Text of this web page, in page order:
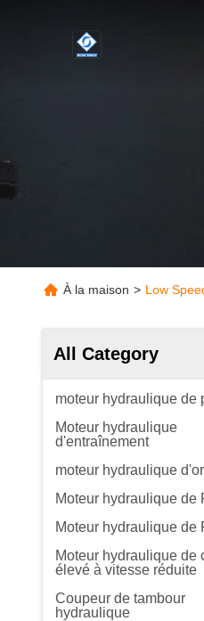
À la maison > Low
All Category
moteur hydraulique de
Moteur hydraulique
d'entraînement
moteur hydraulique
Moteur hydraulique de
Moteur hydraulique de
Moteur hydraulique de
élevé à vitesse réduite
Coupeur de tambour
hydraulique